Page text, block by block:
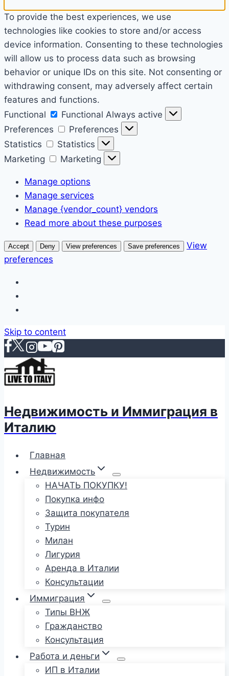
To provide the best experiences, we use
technologies like cookies to store and/or access
device information. Consenting to these technologies
will allow us to process data such as browsing
behavior or unique IDs on this site. Not consenting or
withdrawing consent, may adversely affect certain
features and functions.
Functional
Functional Always active
Preferences
Preferences
Statistics
Statistics
Marketing
Marketing
Manage options
Manage services
Manage {vendor_count} vendors
Read more about these purposes
Accept Deny View preferences Save preferences
View
preferences
Skip to content
Недвижимость и Иммиграция в
Италию
Главная
Недвижимость
НАЧАТЬ ПОКУПКУ!
Покупка инфо
Защита покупателя
Турин
Милан
Лигурия
Аренда в Италии
Консультации
Иммиграция
Типы ВНЖ
Гражданство
Консультация
Работа и деньги
ИП в Италии